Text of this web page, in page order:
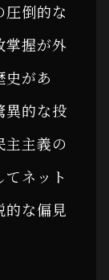
圧倒的な
掌握が外
史があ
異的な投
主主義の
ネット
的な偏見